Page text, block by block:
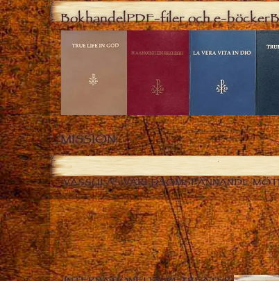
BokhandelPDF-filer och e-böcker
MISSION
VASSULAS VÄRLDSOMSPÄNNANDE